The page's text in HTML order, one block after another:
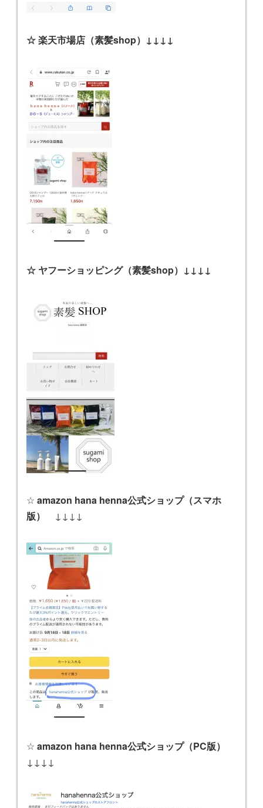
☆ 楽天市場店（素髪shop）↓↓↓↓
☆ ヤフーショッピング（素髪shop）↓↓↓↓
☆ amazon hana henna公式ショップ（スマホ
版）
↓↓↓↓
☆ amazon hana henna公式ショップ（PC版）
↓↓↓↓